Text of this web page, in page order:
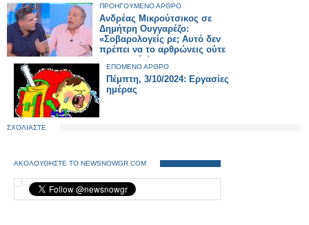
ΠΡΟΗΓΟΥΜΕΝΟ ΑΡΘΡΟ
Ανδρέας Μικρούτσικος σε
Δημήτρη Ουγγαρέζο:
«Σοβαρολογείς ρε; Αυτό δεν
πρέπει να το αρθρώνεις ούτε
σαν αστείο!»
ΕΠΟΜΕΝΟ ΑΡΘΡΟ
Πέμπτη, 3/10/2024: Εργασίες
ημέρας
ΣΧΟΛΙΑΣΤΕ
ΑΚΟΛΟΥΘΗΣΤΕ ΤΟ NEWSNOWGR.COM